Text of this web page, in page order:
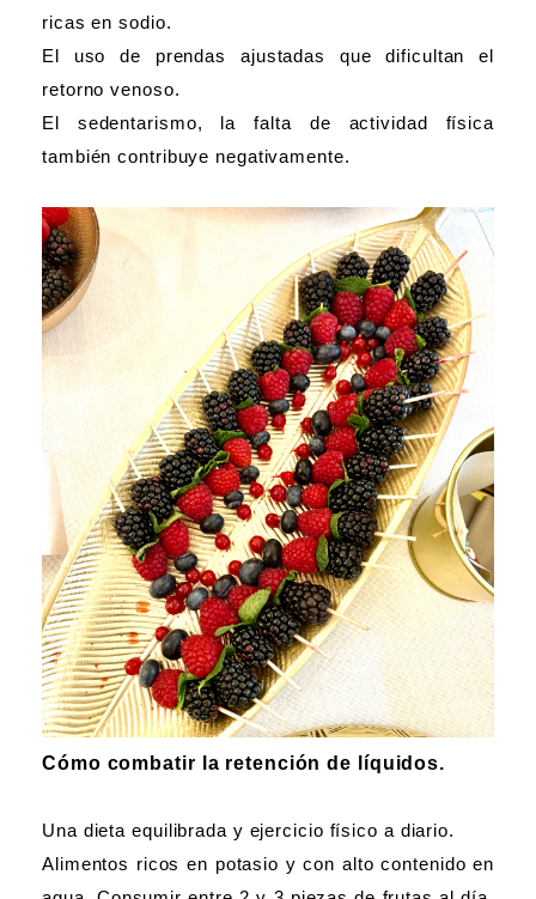
ricas en sodio.
El uso de prendas ajustadas que dificultan el
retorno venoso.
El sedentarismo, la falta de actividad física
también contribuye negativamente.
Cómo combatir la retención de líquidos.
Una dieta equilibrada y ejercicio físico a diario.
Alimentos ricos en potasio y con alto contenido en